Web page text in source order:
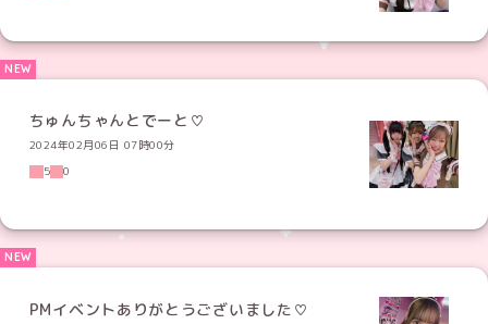
ちゅんちゃんとでーと♡
2024年02月06日 07時00分
5
0
PMイベントありがとうございました♡